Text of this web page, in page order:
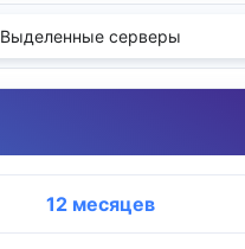
Выделенные серверы
12 месяцев